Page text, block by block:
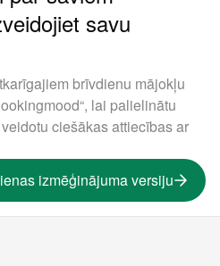
savu
brīvdienu mājokļu
lai palielinātu
ciešākas attiecības ar
izmēģinājuma versiju